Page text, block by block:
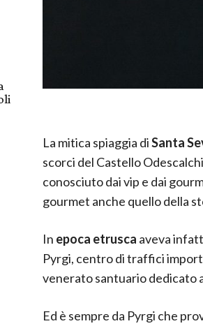
La mitica spiaggia diSanta
scorci del Castello
conosciuto dai vip e dai
gourmet anche quello della
In epoca etrusca aveva
Pyrgi, centro di traffici
venerato santuario dedicato
Ed è sempre da Pyrgi che